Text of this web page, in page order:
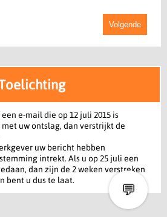
Volgende
e-mail die op 12 juli 2015 is
uw ontslag, dan verstrijkt de
uw bericht hebben
intrekt. Als u op 25 juli een
dan zijn de 2 weken verstreken
bent u dus te laat.
💬